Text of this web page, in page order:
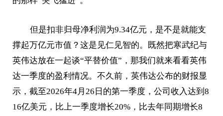
但是扣非归母净利润为9.34亿元，是不是就能支
撑起万亿元市值？这是见仁见智的。既然把寒武纪与
英伟达放在一起谈“平替价值”，那我们就来看看英伟
达一季度的盈利情况。不久前，英伟达公布的财报显
示，截至2026年4月26日的第一季度，公司收入达到8
16亿美元，比上一季度增长20%，比去年同期增长8